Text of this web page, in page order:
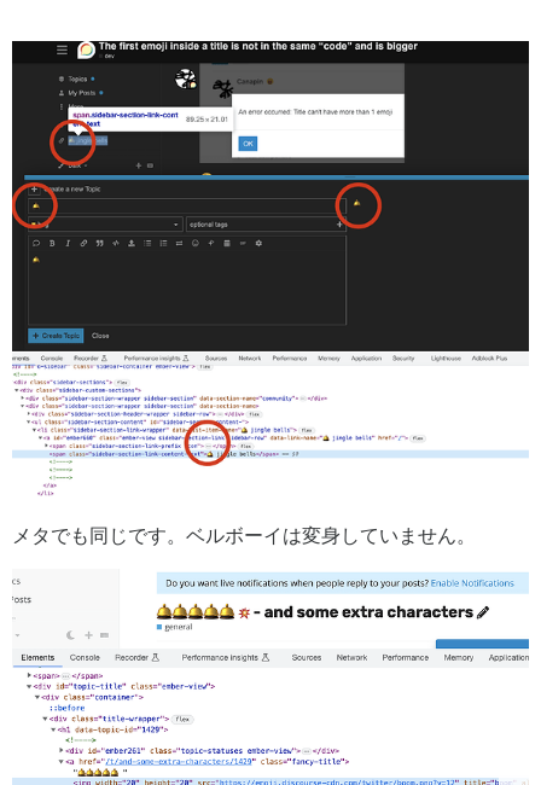
メタでも同じです。ベルボーイは変身していません。